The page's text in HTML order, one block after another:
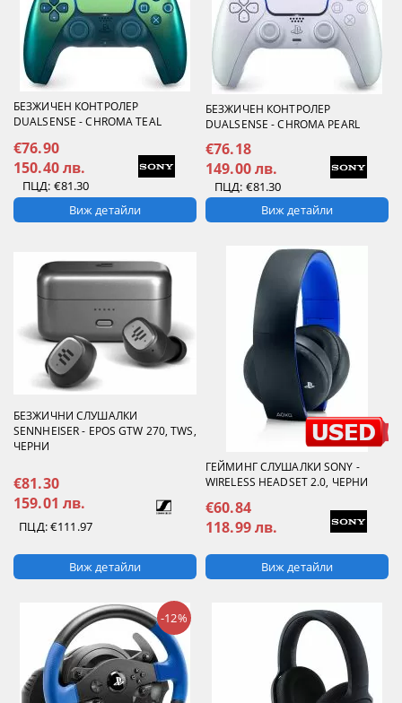
БЕЗЖИЧЕН КОНТРОЛЕР
DUALSENSE - CHROMA TEAL
€76.90
150.40 лв.
ПЦД: €81.30
Виж детайли
БЕЗЖИЧЕН КОНТРОЛЕР
DUALSENSE - CHROMA PEARL
€76.18
149.00 лв.
ПЦД: €81.30
Виж детайли
БЕЗЖИЧНИ СЛУШАЛКИ
SENNHEISER - EPOS GTW 270, TWS,
ЧЕРНИ
€81.30
159.01 лв.
ПЦД:€111.97
Виж детайли
ГЕЙМИНГ СЛУШАЛКИ SONY -
WIRELESS HEADSET 2.0, ЧЕРНИ
€60.84
118.99 лв.
Виж детайли
-12%